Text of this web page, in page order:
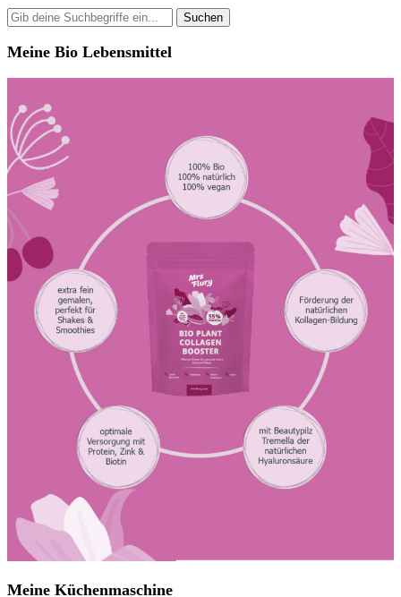
Meine Bio Lebensmittel
Meine Küchenmaschine